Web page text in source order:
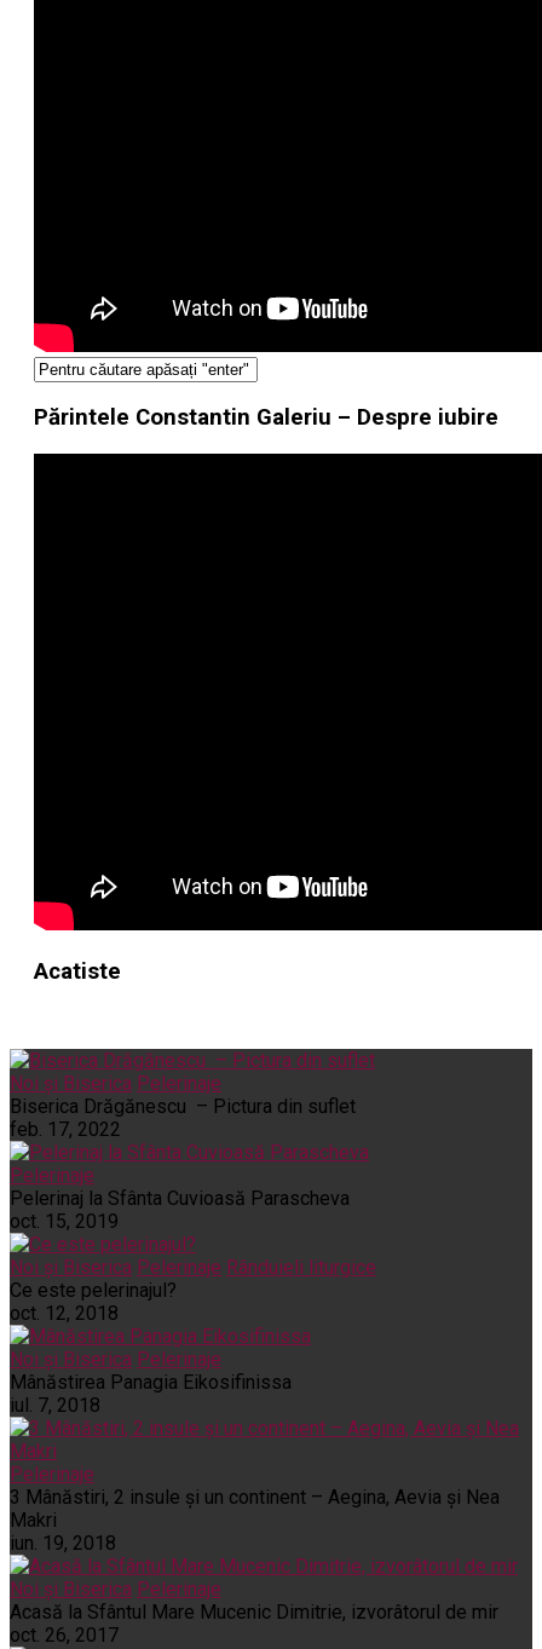
Părintele Constantin Galeriu – Despre iubire
Acatiste
Noi și Biserica Pelerinaje
Biserica Drăgănescu – Pictura din suflet
feb. 17, 2022
Pelerinaje
Pelerinaj la Sfânta Cuvioasă Parascheva
oct. 15, 2019
Noi și Biserica Pelerinaje Rânduieli liturgice
Ce este pelerinajul?
oct. 12, 2018
Noi și Biserica Pelerinaje
Mânăstirea Panagia Eikosifinissa
iul. 7, 2018
Pelerinaje
3 Mânăstiri, 2 insule și un continent – Aegina, Aevia și Nea
Makri
iun. 19, 2018
Noi și Biserica Pelerinaje
Acasă la Sfântul Mare Mucenic Dimitrie, izvorâtorul de mir
oct. 26, 2017